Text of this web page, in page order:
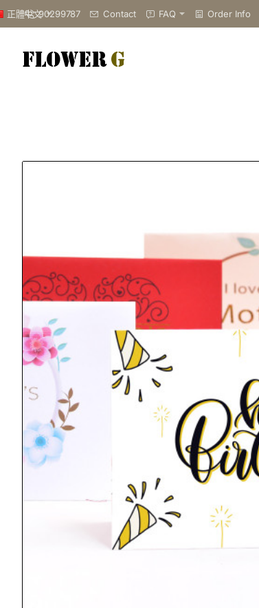
90299787 Contact FAQ Order Info
正體中文